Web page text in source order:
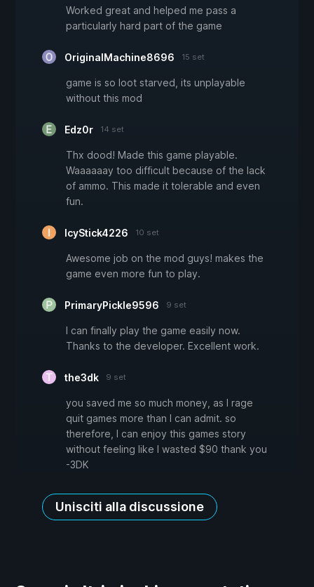
Worked great and helped me pass a
particularly hard part of the game
OriginalMachine8696 15 set
game is so loot starved, its unplayable
without this mod
Edz0r 14 set
Thx dood! Made this game playable.
Waaaaaay too difficult because of the lack
of ammo. This made it tolerable and even
fun.
IcyStick4226 10 set
Awesome job on the mod guys! makes the
game even more fun to play.
PrimaryPickle9596 9 set
I can finally play the game easily now.
Thanks to the developer. Excellent work.
the3dk 9 set
you saved me so much money, as I rage
quit games more than I can admit. so
therefore, I can enjoy this games story
without feeling like I wasted $90 thank you
-3DK
Unisciti alla discussione